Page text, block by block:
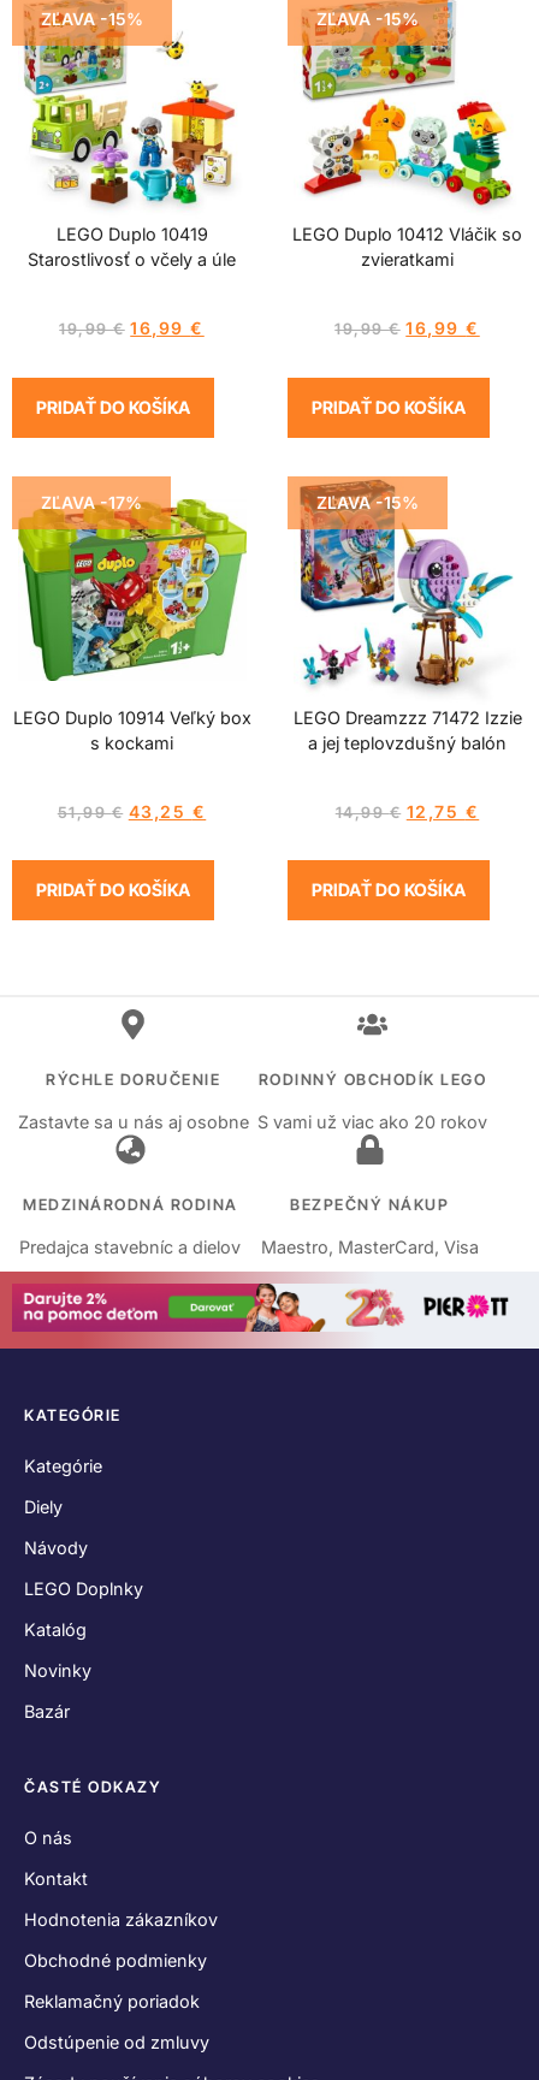
ZĽAVA -15%
LEGO Duplo 10419
Starostlivosť o včely a úle
19,99€ 16,99€
PRIDAŤ DO KOŠÍKA
ZĽAVA -15%
LEGO Duplo 10412 Vláčik so
zvieratkami
19,99€ 16,99€
PRIDAŤ DO KOŠÍKA
ZĽAVA -17%
LEGO Duplo 10914 Veľký box
s kockami
51,99€ 43,25 €
PRIDAŤ DO KOŠÍKA
ZĽAVA -15%
LEGO Dreamzzz 71472 Izzie
a jej teplovzdušný balón
14,99€ 12,75 €
PRIDAŤ DO KOŠÍKA
RÝCHLE DORUČENIE
Zastavte sa u nás aj osobne
RODINNÝ OBCHODÍK LEGO
S vami už viac ako 20 rokov
MEDZINÁRODNÁ RODINA
Predajca stavebníc a dielov
BEZPEČNÝ NÁKUP
Maestro, MasterCard, Visa
KATEGÓRIE
Kategórie
Diely
Návody
LEGO Doplnky
Katalóg
Novinky
Bazár
ČASTÉ ODKAZY
O nás
Kontakt
Hodnotenia zákazníkov
Obchodné podmienky
Reklamačný poriadok
Odstúpenie od zmluvy